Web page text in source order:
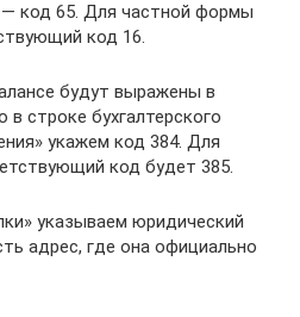
65. Для частной формы
код 16.
будут выражены в
строке бухгалтерского
укажем код 384. Для
код будет 385.
указываем юридический
адрес, где она официально